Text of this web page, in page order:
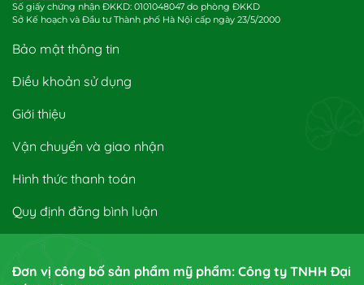
Số giấy chứng nhận ĐKKD: 0101048047 do phòng ĐKKD
Sở Kế hoạch và Đầu tư Thành phố Hà Nội cấp ngày 23/5/2000
Bảo mật thông tin
Điều khoản sử dụng
Giới thiệu
Vận chuyển và giao nhận
Hình thức thanh toán
Quy định đăng bình luận
Đơn vị công bố sản phẩm mỹ phẩm: Công ty TNHH Đại